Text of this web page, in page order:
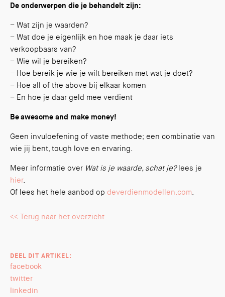
De onderwerpen die je behandelt zijn:
– Wat zijn je waarden?
– Wat doe je eigenlijk en hoe maak je daar iets
verkoopbaars van?
– Wie wil je bereiken?
– Hoe bereik je wie je wilt bereiken met wat je doet?
– Hoe all of the above bij elkaar komen
– En hoe je daar geld mee verdient
Be awesome and make money!
Geen invuloefening of vaste methode; een combinatie van
wie jij bent, tough love en ervaring.
Meer informatie over Wat is je waarde, schat je?lees je
hier.
Of lees het hele aanbod op deverdienmodellen.com.
<< Terug naar het overzicht
DEEL DIT ARTIKEL:
facebook
twitter
linkedin